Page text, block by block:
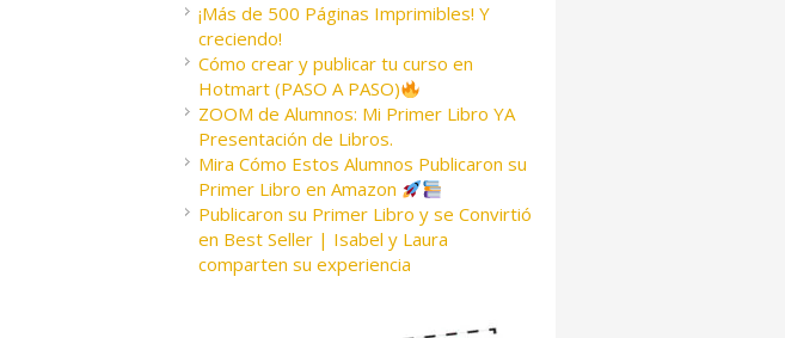
¡Más de 500 Páginas Imprimibles! Y
creciendo!
Cómo crear y publicar tu curso en
Hotmart (PASO A PASO)
ZOOM de Alumnos: Mi Primer Libro YA
Presentación de Libros.
Mira Cómo Estos Alumnos Publicaron su
Primer Libro en Amazon
Publicaron su Primer Libro y se Convirtió
en Best Seller | Isabel y Laura
comparten su experiencia